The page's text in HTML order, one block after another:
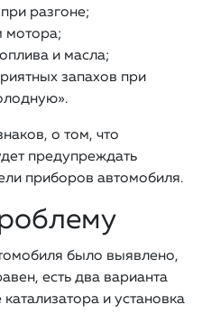
разгоне;
мотора;
и масла;
запахов при
о том, что
предупреждать
приборов автомобиля.
было выявлено,
есть два варианта
и установка